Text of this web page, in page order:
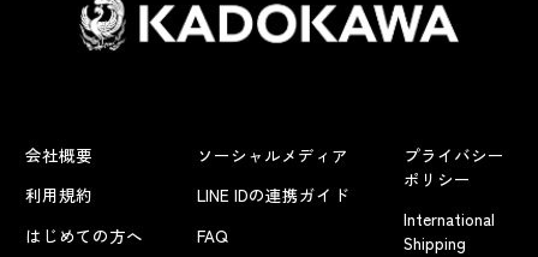
会社概要
利用規約
はじめての方へ
ソーシャルメディア
LINE IDの連携ガイド
FAQ
プライバシー
ポリシー
International
Shipping